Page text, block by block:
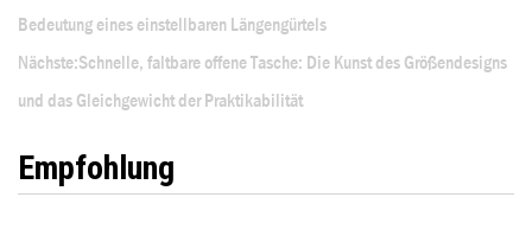
Bedeutung eines einstellbaren Längengürtels
Nächste:Schnelle, faltbare offene Tasche: Die Kunst des Größendesigns
und das Gleichgewicht der Praktikabilität
Empfohlung